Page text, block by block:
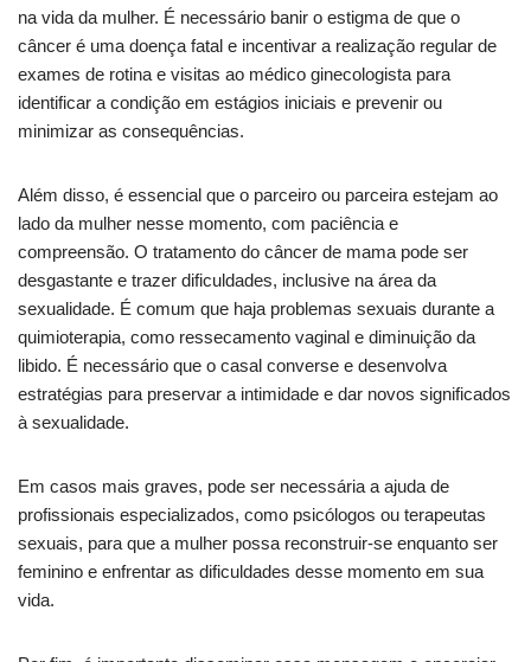
na vida da mulher. É necessário banir o estigma de que o
câncer é uma doença fatal e incentivar a realização regular de
exames de rotina e visitas ao médico ginecologista para
identificar a condição em estágios iniciais e prevenir ou
minimizar as consequências.
Além disso, é essencial que o parceiro ou parceira estejam ao
lado da mulher nesse momento, com paciência e
compreensão. O tratamento do câncer de mama pode ser
desgastante e trazer dificuldades, inclusive na área da
sexualidade. É comum que haja problemas sexuais durante a
quimioterapia, como ressecamento vaginal e diminuição da
libido. É necessário que o casal converse e desenvolva
estratégias para preservar a intimidade e dar novos significados
à sexualidade.
Em casos mais graves, pode ser necessária a ajuda de
profissionais especializados, como psicólogos ou terapeutas
sexuais, para que a mulher possa reconstruir-se enquanto ser
feminino e enfrentar as dificuldades desse momento em sua
vida.